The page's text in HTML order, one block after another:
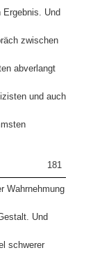
Und
zwischen
abverlangt
und auch
181
Wahrnehmung
Und
schwerer